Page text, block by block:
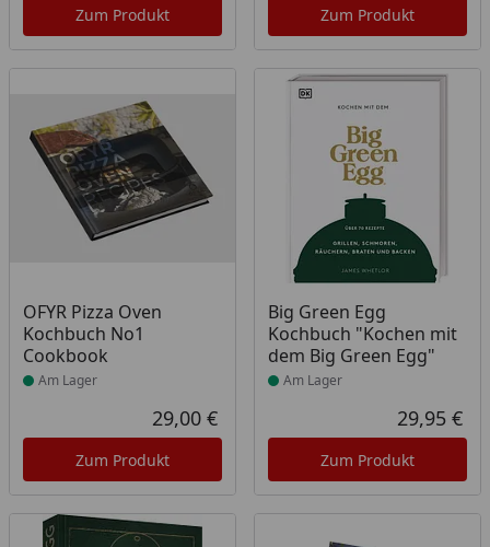
Zum Produkt Zum Produkt
OFYR Pizza Oven
Kochbuch No1
Cookbook
Produkt am Lager
Am Lager
Aktueller Preis
29,00 €
Zum Produkt
Big Green Egg
Kochbuch "Kochen mit
dem Big Green Egg"
Produkt am Lager
Am Lager
29,95 €
Zum Produkt